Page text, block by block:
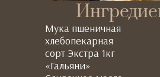
Мука пшеничная
хлебопекарная
сорт Экстра 1кг
«Гальяни»